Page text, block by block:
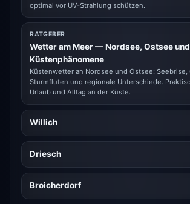
optimal vor UV-Strahlung schützen.
RATGEBER
Wetter am Meer — Nordsee, Ostsee und
Küstenphänomene
Küstenwetter an Nordsee und Ostsee: Seebrise,
Sturmfluten und regionale Unterschiede.
Urlaub und Alltag an der Küste.
Willich
Driesch
Broicherdorf